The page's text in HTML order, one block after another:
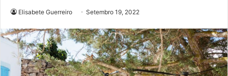
Elisabete Guerreiro Setembro 19, 2022